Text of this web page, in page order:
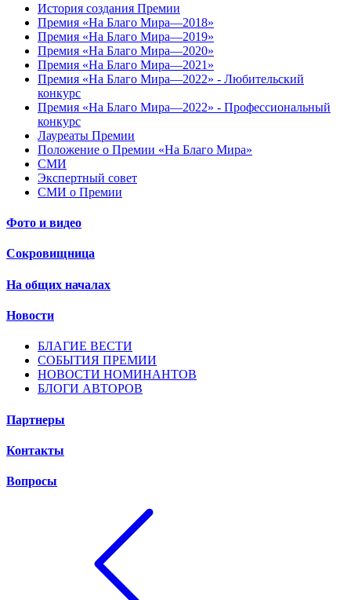
История создания Премии
Премия «На Благо Мира—2018»
Премия «На Благо Мира—2019»
Премия «На Благо Мира—2020»
Премия «На Благо Мира—2021»
Премия «На Благо Мира—2022» - Любительский
конкурс
Премия «На Благо Мира—2022» - Профессиональный
конкурс
Лауреаты Премии
Положение о Премии «На Благо Мира»
СМИ
Экспертный совет
СМИ о Премии
Фото и видео
Сокровищница
На общих началах
Новости
БЛАГИЕ ВЕСТИ
СОБЫТИЯ ПРЕМИИ
НОВОСТИ НОМИНАНТОВ
БЛОГИ АВТОРОВ
Партнеры
Контакты
Вопросы